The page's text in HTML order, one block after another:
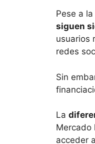
Pese a
siguen
usuarios
redes
Sin
La
Mercado
acceder a